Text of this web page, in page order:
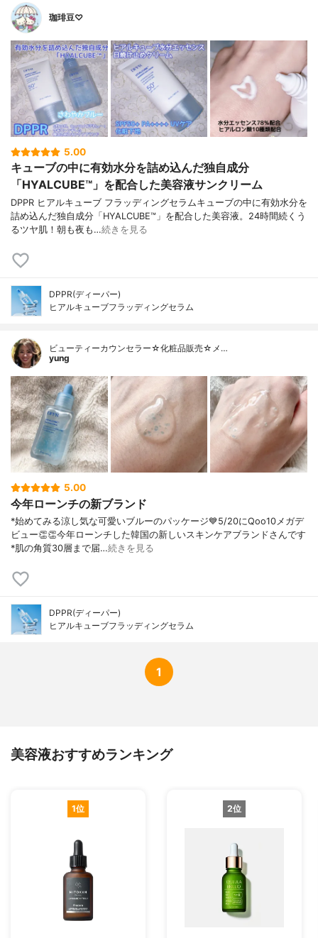
珈琲豆♡
5.00
キューブの中に有効水分を詰め込んだ独自成分
「HYALCUBE™」を配合した美容液サンクリーム
DPPR ヒアルキューブ フラッディングセラムキューブの中に有効水分を
詰め込んだ独自成分「HYALCUBE™」を配合した美容液。24時間続くう
るツヤ肌！朝も夜も…続きを見る
DPPR(ディーパー)
ヒアルキューブフラッディングセラム
ビューティーカウンセラー☆化粧品販売☆メ…
yung
5.00
今年ローンチの新ブランド
*始めてみる涼し気な可愛いブルーのパッケージ💙5/20にQoo10メガデ
ビュー👏👏今年ローンチした韓国の新しいスキンケアブランドさんです
⁡*肌の角質30層まで届…続きを見る
DPPR(ディーパー)
ヒアルキューブフラッディングセラム
1
美容液おすすめランキング
1位 2位